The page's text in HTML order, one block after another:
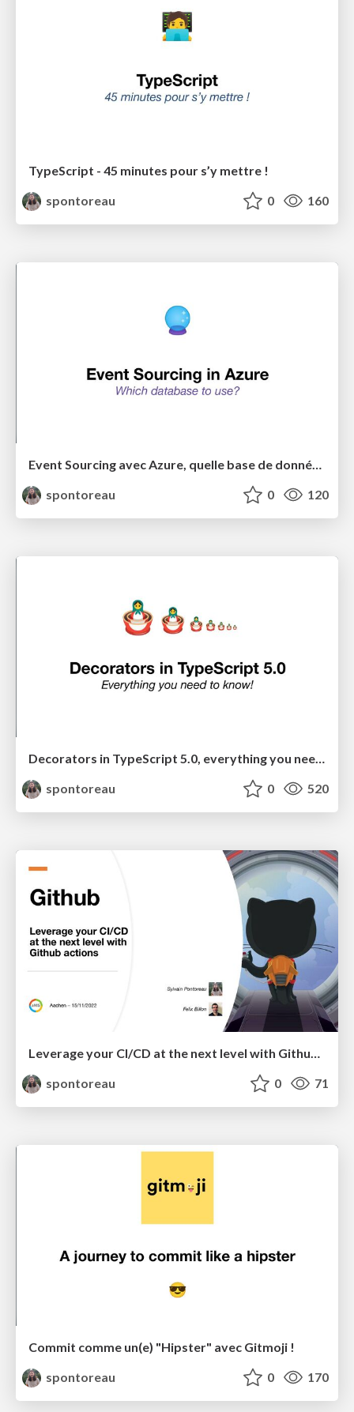
TypeScript - 45 minutes pour s’y mettre !
spontoreau
0 160
Event Sourcing avec Azure, quelle base de données choisir
spontoreau
0 120
Decorators in TypeScript 5.0, everything you need to know!
spontoreau
0 520
Leverage your CI/CD at the next level with Github actions
spontoreau
0 71
Commit comme un(e) "Hipster" avec Gitmoji !
spontoreau
0 170